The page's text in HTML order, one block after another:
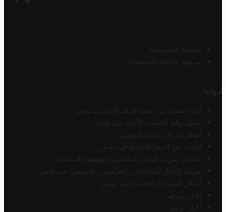
سياسة الخصوصية
شروط وأحكام الاستخدام
أدواتنا
أداة التحقق من صحة الرقم الضريبي تونس
محول رقم الحساب الآيبان في تونس
أسعار صرف الدينار التونسي
البحث عن الرمز البريدي في تونس
محاكي ضريبة الدخل الشخصي للموظف/المتقاعد
ضريبة الدخل للمتقاعدين الفرنسيين المقيمين في تونس
أسعار السيارات الجديدة في تونس
أخبار تروفيت
أخبار تونس